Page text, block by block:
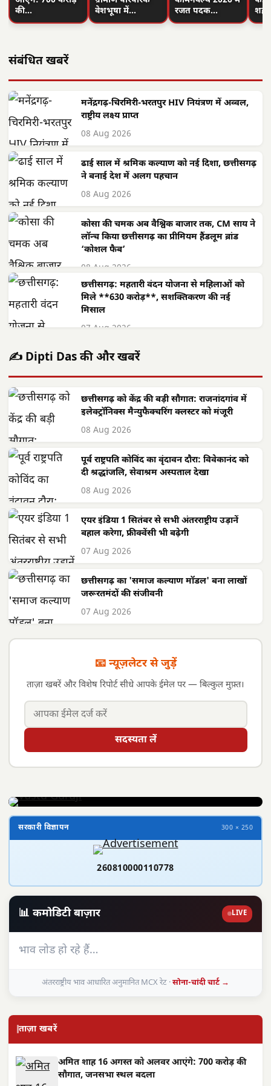
की…
वेशभूषा में…
रजत पदक…
संबंधित खबरें
मनेंद्रगढ़-चिरमिरी-भरतपुर HIV नियंत्रण में अव्वल,
राष्ट्रीय लक्ष्य प्राप्त
08 Aug 2026
ढाई साल में श्रमिक कल्याण को नई दिशा, छत्तीसगढ़
ने बनाई देश में अलग पहचान
08 Aug 2026
कोसा की चमक अब वैश्विक बाजार तक, CM साय ने
लॉन्च किया छत्तीसगढ़ का प्रीमियम हैंडलूम ब्रांड
‘कोशल फैब’
08 Aug 2026
छत्तीसगढ़: महतारी वंदन योजना से महिलाओं को
मिले **630 करोड़**, सशक्तिकरण की नई
मिसाल
07 Aug 2026
✍️ Dipti Das की और खबरें
छत्तीसगढ़ को केंद्र की बड़ी सौगात: राजनांदगांव में
इलेक्ट्रॉनिक्स मैन्युफैक्चरिंग क्लस्टर को मंजूरी
08 Aug 2026
पूर्व राष्ट्रपति कोविंद का वृंदावन दौरा: विवेकानंद को
दी श्रद्धांजलि, सेवाश्रम अस्पताल देखा
08 Aug 2026
एयर इंडिया 1 सितंबर से सभी अंतरराष्ट्रीय उड़ानें
बहाल करेगा, फ्रीक्वेंसी भी बढ़ेगी
07 Aug 2026
छत्तीसगढ़ का 'समाज कल्याण मॉडल' बना लाखों
जरूरतमंदों की संजीवनी
07 Aug 2026
📧 न्यूज़लेटर से जुड़ें
ताज़ा खबरें और विशेष रिपोर्ट सीधे आपके ईमेल पर — बिल्कुल मुफ़्त।
सदस्यता लें
सरकारी विज्ञापन 300 × 250
260810000110778
📊 कमोडिटी बाज़ार LIVE
भाव लोड हो रहे हैं…
अंतरराष्ट्रीय भाव आधारित अनुमानित MCX रेट ·सोना-चांदी चार्ट →
ताज़ा खबरें
अमित शाह 16 अगस्त को अलवर आएंगे: 700 करोड़ की
सौगात, जनसभा स्थल बदला